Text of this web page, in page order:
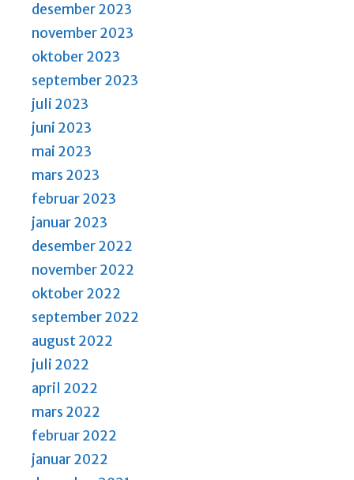
desember 2023
november 2023
oktober 2023
september 2023
juli 2023
juni 2023
mai 2023
mars 2023
februar 2023
januar 2023
desember 2022
november 2022
oktober 2022
september 2022
august 2022
juli 2022
april 2022
mars 2022
februar 2022
januar 2022